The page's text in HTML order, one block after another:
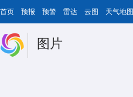
首页 预报 预警 雷达 云图 天气地图
图片